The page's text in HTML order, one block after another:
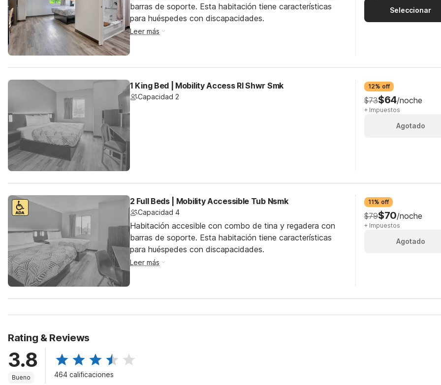
barras de soporte. Esta habitación tiene características
para huéspedes con discapacidades.
Leer más
Seleccionar
1 King Bed | Mobility Access RI Shwr Smk
Capacidad 2
12% off
$73$64/noche
+ Impuestos
Agotado
2 Full Beds | Mobility Accessible Tub Nsmk
Capacidad 4
Habitación accesible con combo de tina y regadera con
barras de soporte. Esta habitación tiene características
para huéspedes con discapacidades.
Leer más
11% off
$79$70/noche
+ Impuestos
Agotado
Rating & Reviews
3.8
Bueno 464 calificaciones